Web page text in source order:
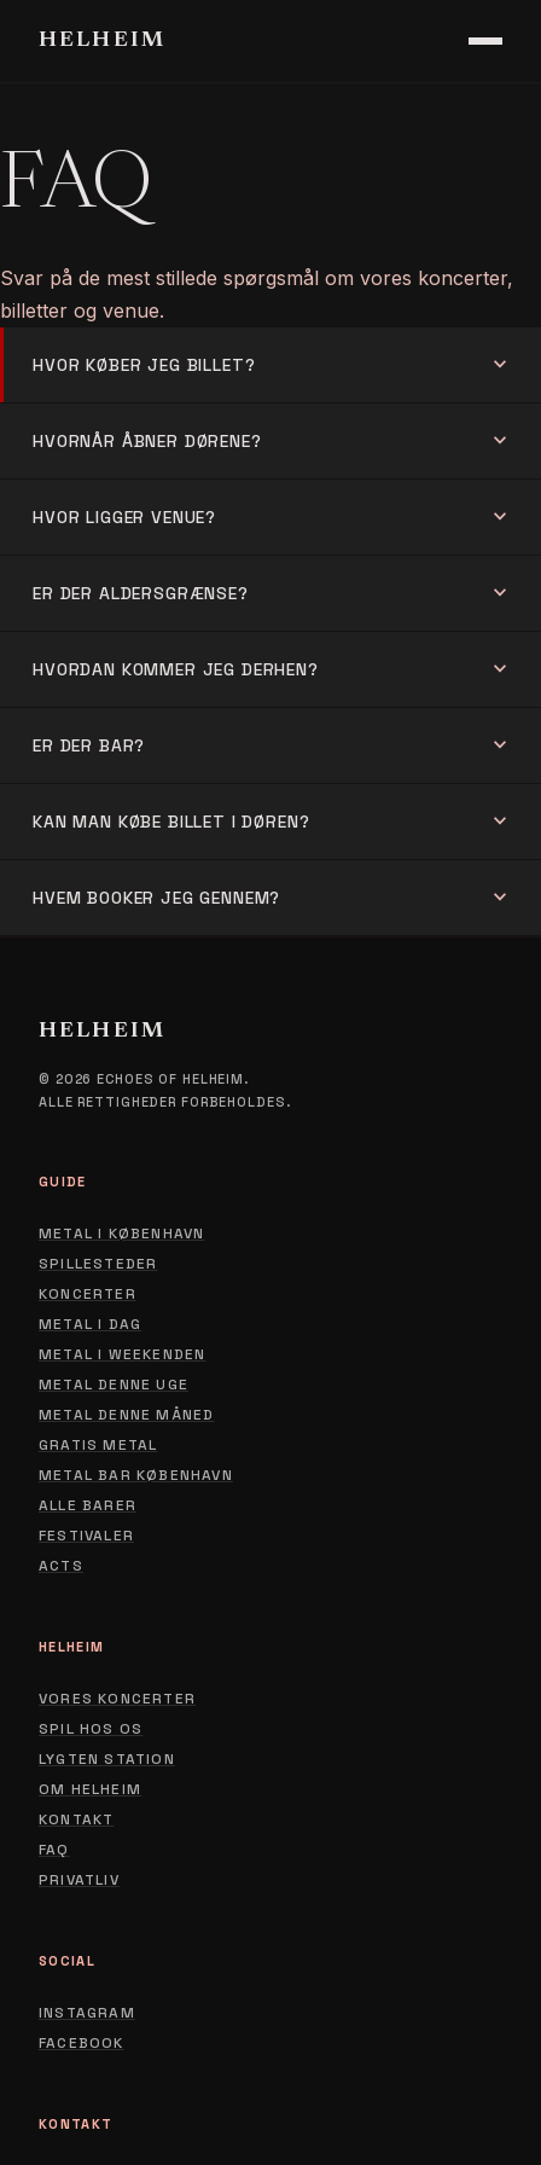
HELHEIM
FAQ
Svar på de mest stillede spørgsmål om vores koncerter,
billetter og venue.
HVOR KØBER JEG BILLET? expand_more
HVORNÅR ÅBNER DØRENE? expand_more
HVOR LIGGER VENUE? expand_more
ER DER ALDERSGRÆNSE? expand_more
HVORDAN KOMMER JEG DERHEN? expand_more
ER DER BAR? expand_more
KAN MAN KØBE BILLET I DØREN? expand_more
HVEM BOOKER JEG GENNEM? expand_more
HELHEIM
© 2026 ECHOES OF HELHEIM.
ALLE RETTIGHEDER FORBEHOLDES.
GUIDE
METAL I KØBENHAVN
SPILLESTEDER
KONCERTER
METAL I DAG
METAL I WEEKENDEN
METAL DENNE UGE
METAL DENNE MÅNED
GRATIS METAL
METAL BAR KØBENHAVN
ALLE BARER
FESTIVALER
ACTS
HELHEIM
VORES KONCERTER
SPIL HOS OS
LYGTEN STATION
OM HELHEIM
KONTAKT
FAQ
PRIVATLIVPRIVACY POLICY
SOCIAL
INSTAGRAM
FACEBOOK
KONTAKT